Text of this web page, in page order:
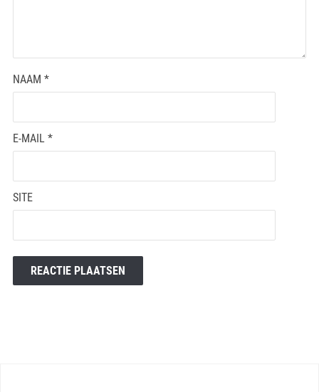
NAAM *
E-MAIL *
SITE